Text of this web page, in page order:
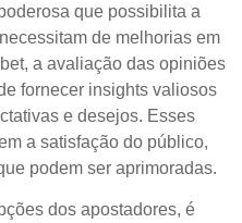
que possibilita a
de melhorias em
a avaliação das opiniões
fornecer insights valiosos
e desejos. Esses
a satisfação do público,
podem ser aprimoradas.
dos apostadores, é